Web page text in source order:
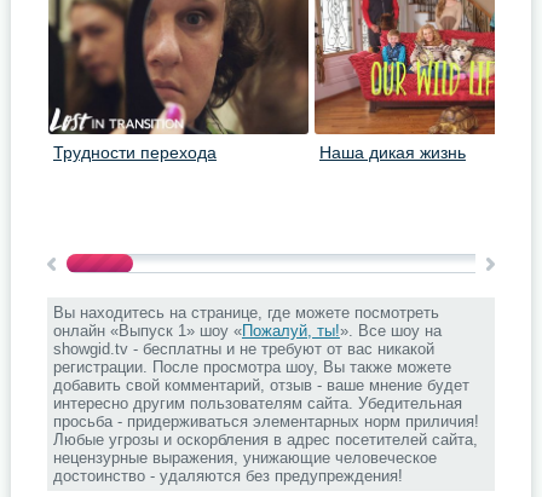
Трудности перехода Наша дикая жизнь
Вы находитесь на странице, где можете посмотреть
онлайн «Выпуск 1» шоу «Пожалуй, ты!». Все шоу на
showgid.tv - бесплатны и не требуют от вас никакой
регистрации. После просмотра шоу, Вы также можете
добавить свой комментарий, отзыв - ваше мнение будет
интересно другим пользователям сайта. Убедительная
просьба - придерживаться элементарных норм приличия!
Любые угрозы и оскорбления в адрес посетителей сайта,
нецензурные выражения, унижающие человеческое
достоинство - удаляются без предупреждения!